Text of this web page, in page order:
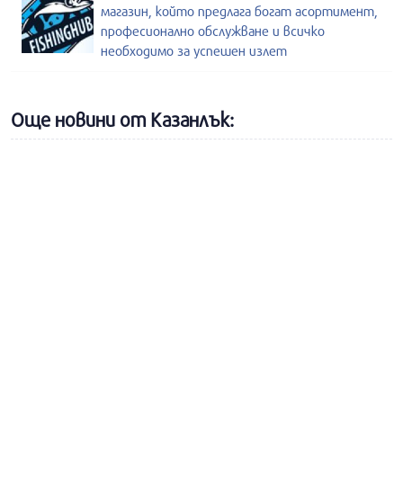
магазин, който предлага богат асортимент,
професионално обслужване и всичко
необходимо за успешен излет
Още новини от Казанлък: